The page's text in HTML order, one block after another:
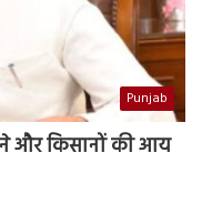
Punjab
और किसानों की आय